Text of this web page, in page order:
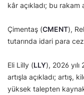
kâr açıkladı; bu rakam
Çimentaş (CMENT),
tutarında idari para
Eli Lilly (LLY), 2026
artışla açıkladı; artış,
yüksek talepten